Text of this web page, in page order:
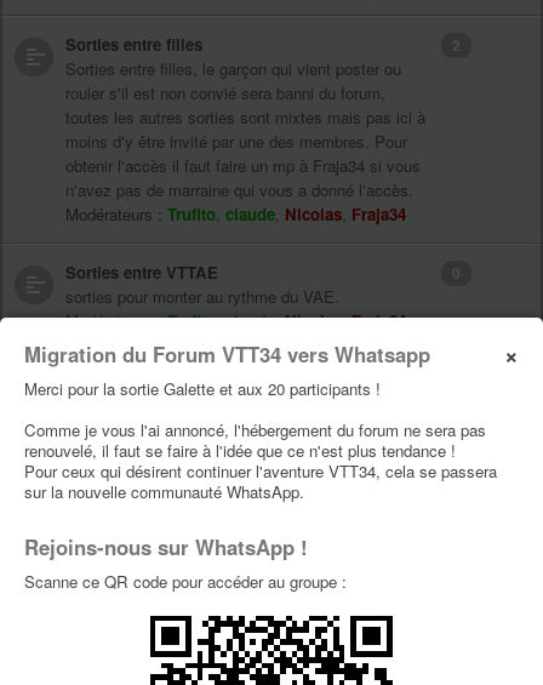
×
Migration du Forum VTT34 vers Whatsapp
Merci pour la sortie Galette et aux 20 participants !
Comme je vous l'ai annoncé, l'hébergement du forum ne sera pas
renouvelé, il faut se faire à l'idée que ce n'est plus tendance !
Pour ceux qui désirent continuer l'aventure VTT34, cela se passera
sur la nouvelle communauté WhatsApp.
Rejoins-nous sur WhatsApp !
Scanne ce QR code pour accéder au groupe :
Sorties entre filles
Sorties entre filles, le garçon qui vient poster ou
rouler s'il est non convié sera banni du forum,
toutes les autres sorties sont mixtes mais pas ici à
moins d'y être invité par une des membres. Pour
obtenir l'accès il faut faire un mp à Fraja34 si vous
n'avez pas de marraine qui vous a donné l'accès.
Modérateurs : Trufito, claude, Nicolas, Fraja34
2
Sorties entre VTTAE
sorties pour monter au rythme du VAE.
Modérateurs : Trufito,claude,Nicolas,Fraja34
0
BikePacking, séjour autres évènements
Autres sorties, soirées, salons,... avec ou sans nos
vélos
Modérateurs : Trufito ,claude, Nicolas,Fraja34
Organisez votre sortie pour faire découvrir vos
chemins aux autres membres. privilégiez les
nouvelles rubriques pour poster.